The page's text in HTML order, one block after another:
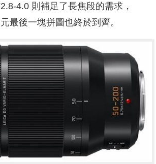
4.0 則補足了長焦段的需求，
最後一塊拼圖也終於到齊。